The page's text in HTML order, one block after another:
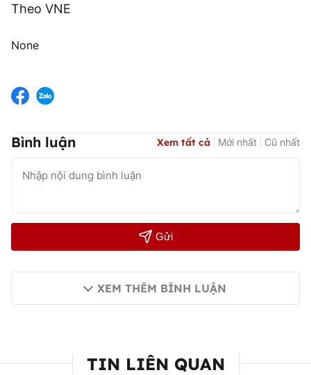
Theo VNE
None
Bình luận Xem tất cả Mới nhất Cũ nhất
Gửi
XEM THÊM BÌNH LUẬN
TIN LIÊN QUAN